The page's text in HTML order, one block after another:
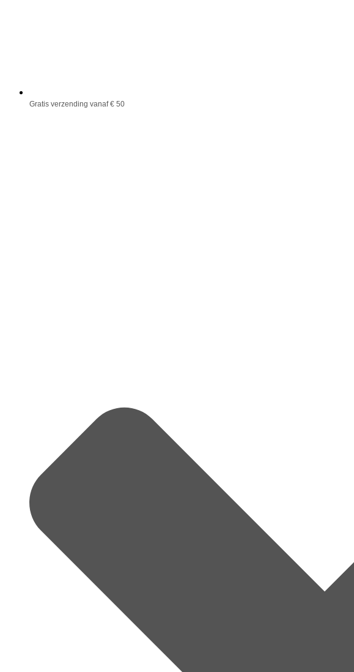
Gratis verzending vanaf € 50